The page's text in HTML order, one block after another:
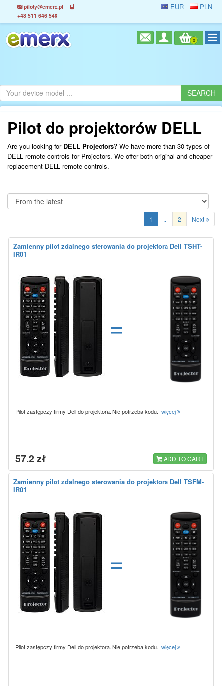
piloty@emerx.pl
+48 511 646 548
EUR PLN
0
Pilot do projektorów DELL
Are you looking for DELL Projectors? We have more than 30 types of
DELL remote controls for Projectors. We offer both original and cheaper
replacement DELL remote controls.
1 ... 2 Next
Zamienny pilot zdalnego sterowania do projektora Dell TSHT-
IR01
=
Pilot zastępczy firmy Dell do projektora. Nie potrzeba kodu. więcej
57.2 zł ADD TO CART
Zamienny pilot zdalnego sterowania do projektora Dell TSFM-
IR01
=
Pilot zastępczy firmy Dell do projektora. Nie potrzeba kodu. więcej